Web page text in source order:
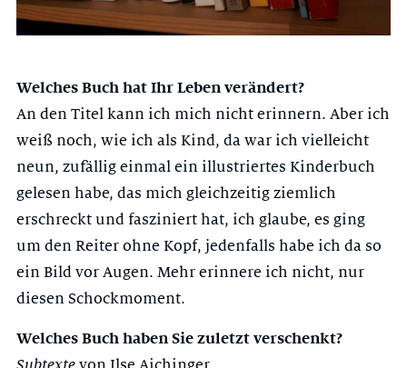
Welches Buch hat Ihr Leben verändert?
An den Titel kann ich mich nicht erinnern. Aber ich
weiß noch, wie ich als Kind, da war ich vielleicht
neun, zufällig einmal ein illustriertes Kinderbuch
gelesen habe, das mich gleichzeitig ziemlich
erschreckt und fasziniert hat, ich glaube, es ging
um den Reiter ohne Kopf, jedenfalls habe ich da so
ein Bild vor Augen. Mehr erinnere ich nicht, nur
diesen Schockmoment.
Welches Buch haben Sie zuletzt verschenkt?